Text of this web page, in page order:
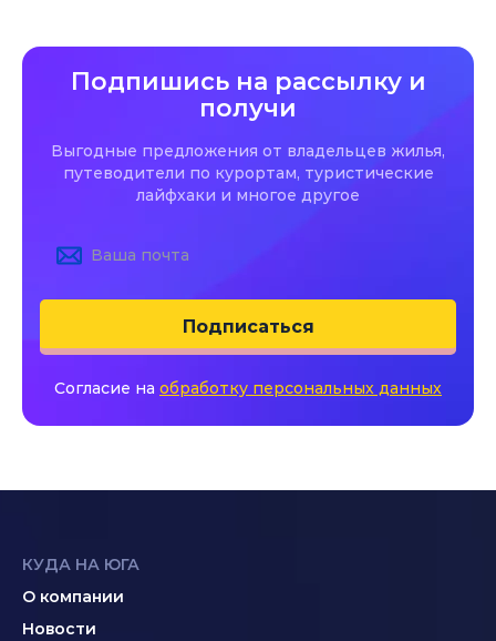
Подпишись на рассылку и
получи
Выгодные предложения от владельцев жилья,
путеводители по курортам, туристические
лайфхаки и многое другое
Подписаться
Согласие на обработку персональных данных
КУДА НА ЮГА
О компании
Новости